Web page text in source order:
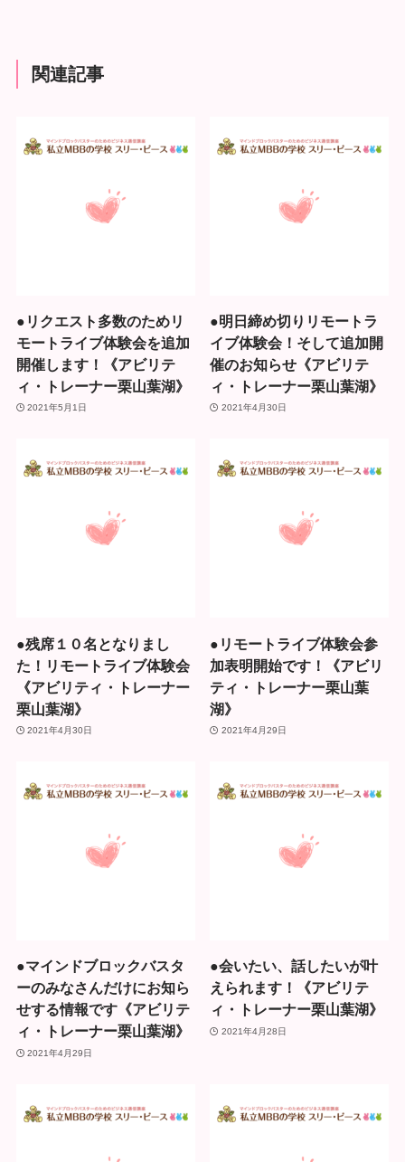
関連記事
●リクエスト多数のためリ
モートライブ体験会を追加
開催します！《アビリテ
ィ・トレーナー栗山葉湖》
2021年5月1日
●明日締め切りリモートラ
イブ体験会！そして追加開
催のお知らせ《アビリテ
ィ・トレーナー栗山葉湖》
2021年4月30日
●残席１０名となりまし
た！リモートライブ体験会
《アビリティ・トレーナー
栗山葉湖》
2021年4月30日
●リモートライブ体験会参
加表明開始です！《アビリ
ティ・トレーナー栗山葉
湖》
2021年4月29日
●マインドブロックバスタ
ーのみなさんだけにお知ら
せする情報です《アビリテ
ィ・トレーナー栗山葉湖》
2021年4月29日
●会いたい、話したいが叶
えられます！《アビリテ
ィ・トレーナー栗山葉湖》
2021年4月28日